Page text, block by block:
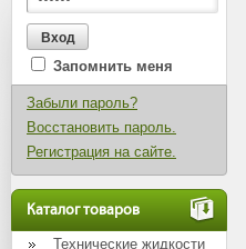
Запомнить меня
Забыли пароль?
Восстановить пароль.
Регистрация на сайте.
Каталог товаров
Технические жидкости